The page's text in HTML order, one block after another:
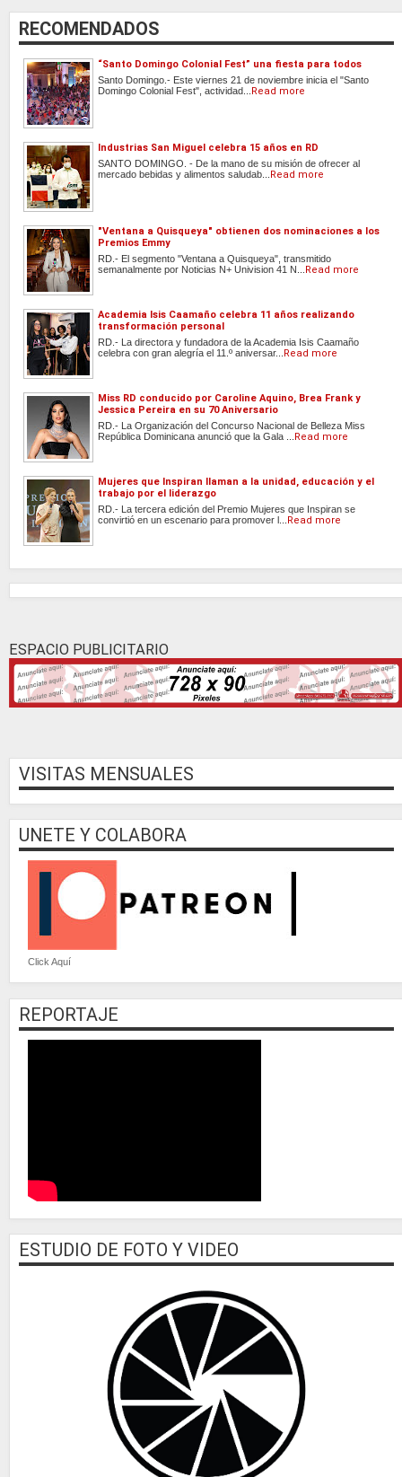
RECOMENDADOS
“Santo Domingo Colonial Fest” una fiesta para todos
Santo Domingo.- Este viernes 21 de noviembre inicia el "Santo
Domingo Colonial Fest", actividad... Read more
Industrias San Miguel celebra 15 años en RD
SANTO DOMINGO. - De la mano de su misión de ofrecer al
mercado bebidas y alimentos saludab... Read more
"Ventana a Quisqueya" obtienen dos nominaciones a los
Premios Emmy
RD.- El segmento "Ventana a Quisqueya", transmitido
semanalmente por Noticias N+ Univision 41 N... Read more
Academia Isis Caamaño celebra 11 años realizando
transformación personal
RD.- La directora y fundadora de la Academia Isis Caamaño
celebra con gran alegría el 11.º aniversar... Read more
Miss RD conducido por Caroline Aquino, Brea Frank y
Jessica Pereira en su 70 Aniversario
RD.- La Organización del Concurso Nacional de Belleza Miss
República Dominicana anunció que la Gala ... Read more
Mujeres que Inspiran llaman a la unidad, educación y el
trabajo por el liderazgo
RD.- La tercera edición del Premio Mujeres que Inspiran se
convirtió en un escenario para promover l... Read more
ESPACIO PUBLICITARIO
VISITAS MENSUALES
UNETE Y COLABORA
Click Aquí
REPORTAJE
ESTUDIO DE FOTO Y VIDEO